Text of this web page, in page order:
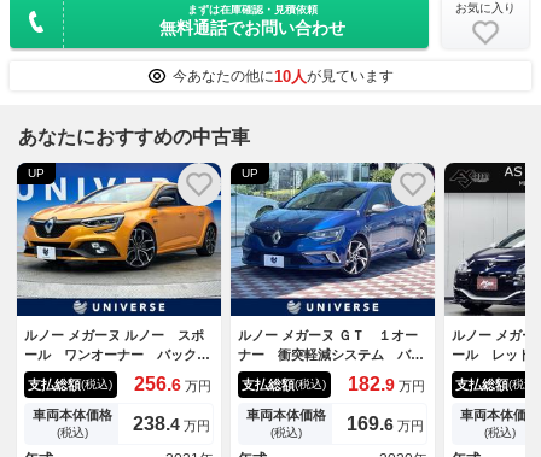
まずは在庫確認・見積依頼
無料通話でお問い合わせ
お気に入り
今あなたの他に10人が見ています
あなたにおすすめの中古車
UP
ルノー メガーヌ ルノー スポ
ール ワンオーナー バックカ
メラ 前席シートヒーター パ
ドルシフト アダプティブクル
ーズコントロール デュアルオ
ートエアコン ＬＥＤヘッドラ
イト オートライト 純正１９
支払総額(税込) 256.6 万円
車両本体価格
(税込) 238.4 万円
UP
ルノー メガーヌ ＧＴ １オー
ナー 衝突軽減システム バッ
クカメラ シートヒーターＬＥ
Ｄヘッドランプ Ｂｌｕｅｔｏ
ｏｔｈ接続 純正１８インチＡ
Ｗ スマートキー ＥＴＣ車載
器 レーンキーピングアシス
支払総額(税込) 182.9 万円
車両本体価格
(税込) 169.6 万円
ルノー メガ
ール レッド
グ ＲＢ８
専用カラー／
イＭ ＯＰフ
ＯＰ２ＤＩ
ＢＴ＆ＵＳ
支払総額(税込)
車両本体価格
(税込)